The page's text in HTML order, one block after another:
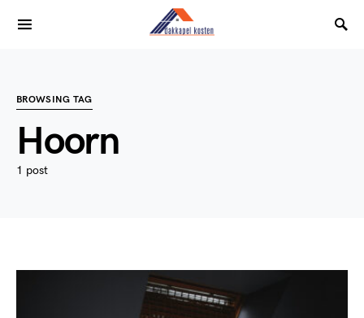
BROWSING TAG
Hoorn
1 post